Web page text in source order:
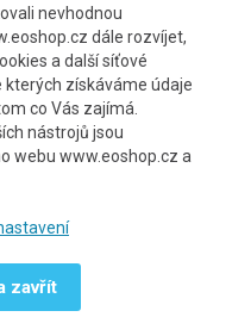
nevhodnou
dále rozvíjet,
a další síťové
kterých získáváme údaje
co Vás zajímá.
nástrojů jsou
webu www.eoshop.cz a
zavřít